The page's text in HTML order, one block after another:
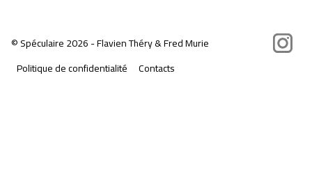
©Spéculaire2026 - Flavien Théry & Fred Murie
Instagram
Politique de confidentialité
Contacts